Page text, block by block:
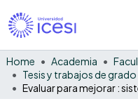
Home Academia
Tesis y trabajos de grado